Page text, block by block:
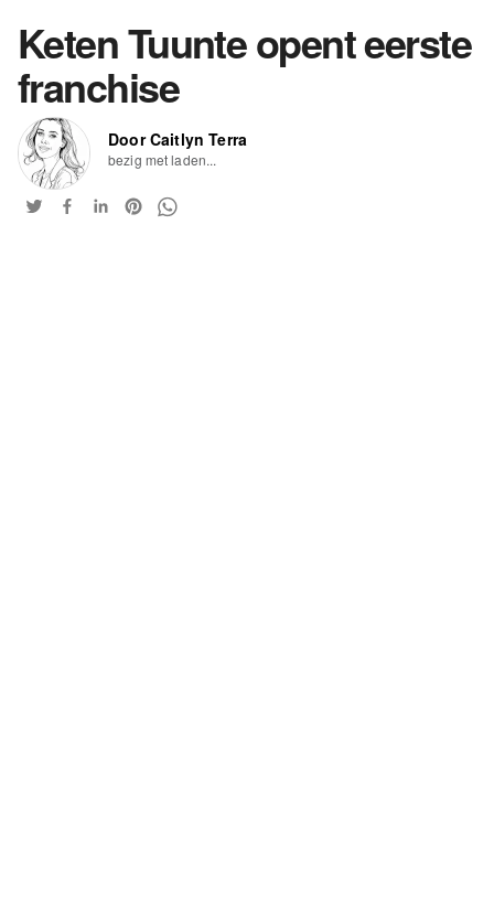
Keten Tuunte opent eerste
franchise
Door Caitlyn Terra
bezig met laden...